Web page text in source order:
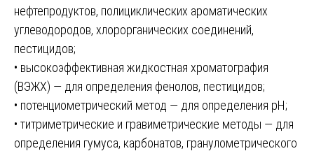
нефтепродуктов, полициклических ароматических
углеводородов, хлорорганических соединений,
пестицидов;
• высокоэффективная жидкостная хроматография
(ВЭЖХ) — для определения фенолов, пестицидов;
• потенциометрический метод — для определения pH;
• титриметрические и гравиметрические методы — для
определения гумуса, карбонатов, гранулометрического